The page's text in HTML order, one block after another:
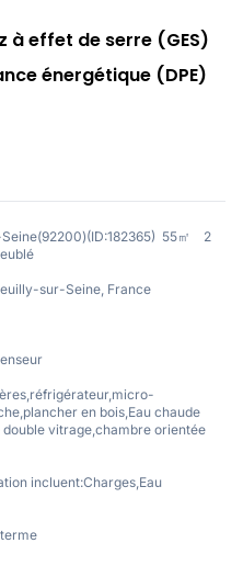
à effet de serre (GES)
énergétique (DPE)
55㎡ 2
sur-Seine, France
en bois,Eau chaude
vitrage,chambre orientée
incluent:Charges,Eau